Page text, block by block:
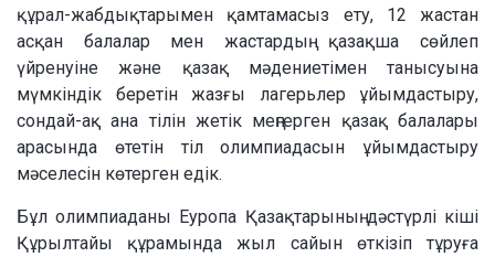
құрал-жабдықтарымен қамтамасыз ету, 12 жастан
асқан балалар мен жастардың қазақша сөйлеп
үйренуіне және қазақ мәдениетімен танысуына
мүмкіндік беретін жазғы лагерьлер ұйымдастыру,
сондай-ақ ана тілін жетік меңгерген қазақ балалары
арасында өтетін тіл олимпиадасын ұйымдастыру
мәселесін көтерген едік.
Бұл олимпиаданы Еуропа Қазақтарының дәстүрлі кіші
Құрылтайы құрамында жыл сайын өткізіп тұруға